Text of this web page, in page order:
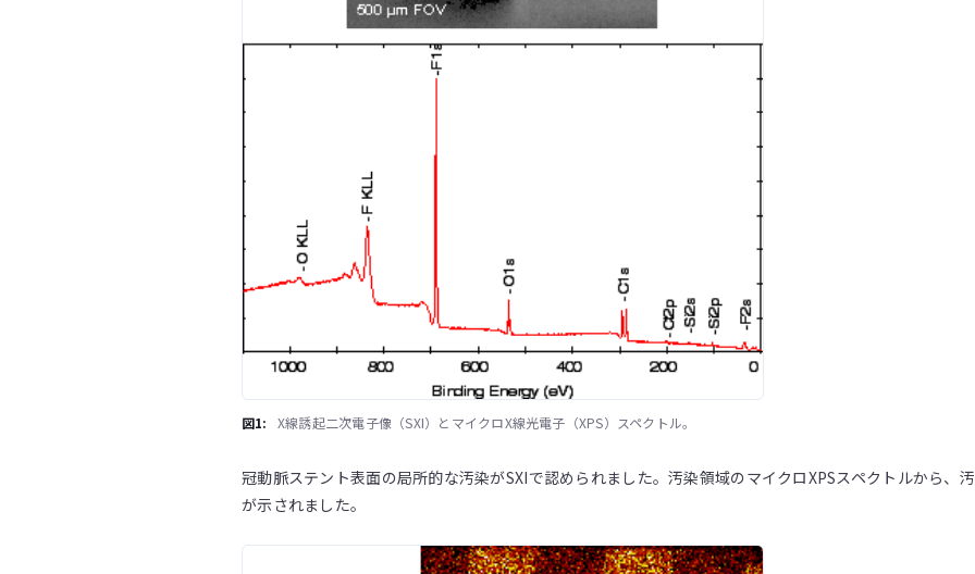
図1: X線誘起二次電子像（SXI）とマイクロX線光電子（XPS）スペクトル。
冠動脈ステント表面の局所的な汚染がSXIで認められました。汚染領域のマイクロXPSスペクトルから、
が示されました。